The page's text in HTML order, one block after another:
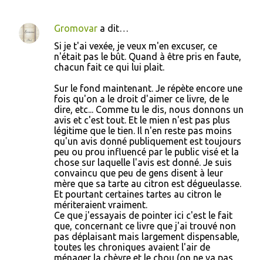
Gromovar a dit…
Si je t'ai vexée, je veux m'en excuser, ce
n'était pas le bût. Quand à être pris en faute,
chacun fait ce qui lui plait.
Sur le fond maintenant. Je répète encore une
fois qu'on a le droit d'aimer ce livre, de le
dire, etc... Comme tu le dis, nous donnons un
avis et c'est tout. Et le mien n'est pas plus
légitime que le tien. Il n'en reste pas moins
qu'un avis donné publiquement est toujours
peu ou prou influencé par le public visé et la
chose sur laquelle l'avis est donné. Je suis
convaincu que peu de gens disent à leur
mère que sa tarte au citron est dégueulasse.
Et pourtant certaines tartes au citron le
mériteraient vraiment.
Ce que j'essayais de pointer ici c'est le fait
que, concernant ce livre que j'ai trouvé non
pas déplaisant mais largement dispensable,
toutes les chroniques avaient l'air de
ménager la chèvre et le chou (on ne va pas